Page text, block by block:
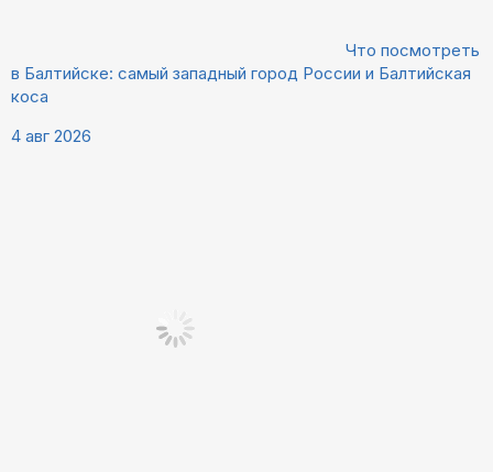
Что посмотреть
в Балтийске: самый западный город России и Балтийская
коса
4 авг 2026